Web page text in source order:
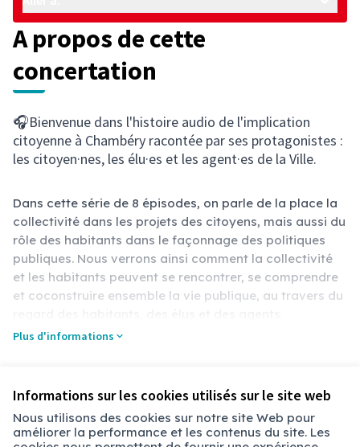
Informations sur les cookies utilisés sur le site web
Nous utilisons des cookies sur notre site Web pour
améliorer la performance et les contenus du site. Les
A propos de cette
concertation
🎧Bienvenue dans l'histoire audio de l'implication
citoyenne à Chambéry racontée par ses protagonistes :
les citoyen·nes, les élu·es et les agent·es de la Ville.
Dans cette série de 8 épisodes, on parle de la place la
collectivité dans les projets des citoyens, mais aussi du
rôle des habitants dans le façonnage des politiques
publiques. Nous verrons ainsi comment la collectivité
et les habitants peuvent se rencontrer, se comprendre
et coconstruire ensemble la vie publique, au travers du
🎤 Une série réalisée par Jeanne Basset, produite par la
Pour compléter ces podcasts, une exposition a été
mettait en lumière l’engagement citoyen à Chambéry à
travers des photographies d’événements participatifs
Plus d'informations
Référence : chbry-PART-2025-03-99
Conditions d'utilisation